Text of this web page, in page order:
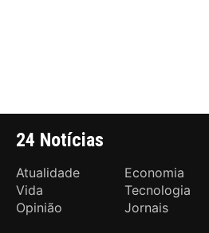
24 Notícias
Atualidade Economia
Vida
Tecnologia
Opinião
Jornais